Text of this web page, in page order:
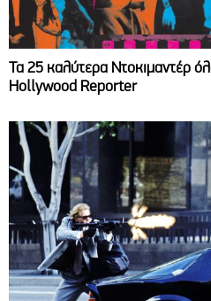
Τα 25 καλύτερα Ντοκιμαντέρ
Hollywood Reporter